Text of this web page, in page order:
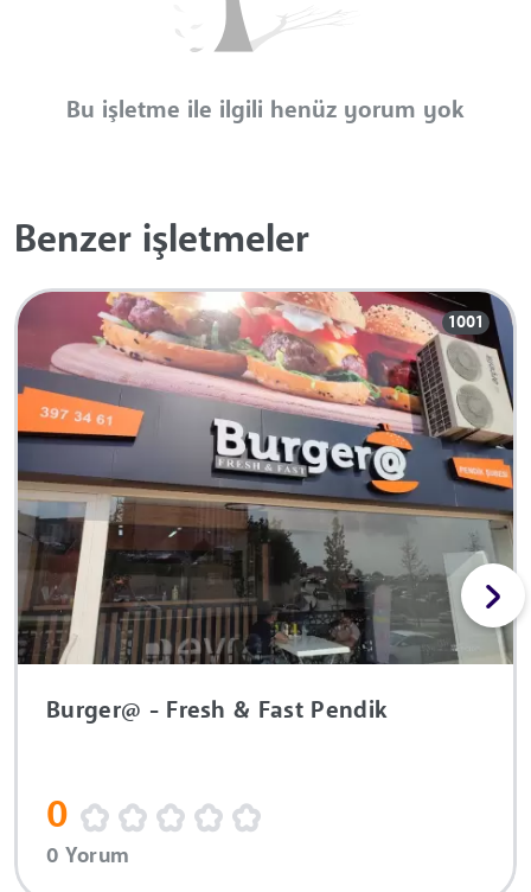
Bu işletme ile ilgili henüz yorum yok
Benzer işletmeler
1001
Burger@ - Fresh & Fast Pendik
0
0 Yorum